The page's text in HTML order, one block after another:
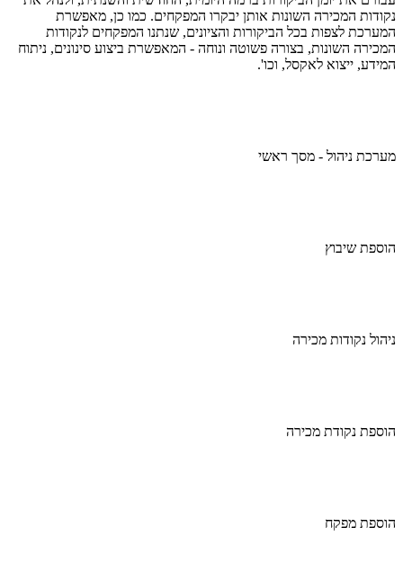
נקודות המכירה השונות אותן יבקרו המפקחים. כמו כן, מאפשרת
המערכת לצפות בכל הביקורות והציונים, שנתנו המפקחים לנקודות
המכירה השונות, בצורה פשוטה ונוחה - המאפשרת ביצוע סינונים, ניתוח
המידע, ייצוא לאקסל, וכו'.
מערכת ניהול - מסך ראשי
הוספת שיבוץ
ניהול נקודות מכירה
הוספת נקודת מכירה
הוספת מפקח